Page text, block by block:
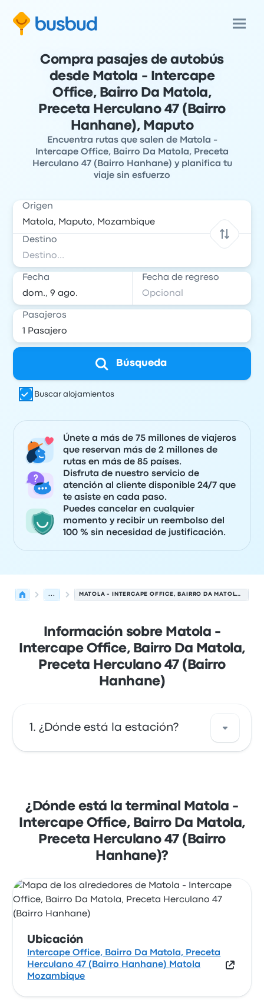
Compra pasajes de autobús
desde Matola - Intercape
Office, Bairro Da Matola,
Preceta Herculano 47 (Bairro
Hanhane), Maputo
Encuentra rutas que salen de Matola -
Intercape Office, Bairro Da Matola, Preceta
Herculano 47 (Bairro Hanhane) y planifica tu
viaje sin esfuerzo
Origen
Destino
Fecha Fecha de regreso
Pasajeros
Búsqueda
Buscar alojamientos
Únete a más de 75 millones de viajeros
que reservan más de 2 millones de
rutas en más de 85 países.
Disfruta de nuestro servicio de
atención al cliente disponible 24/7 que
te asiste en cada paso.
Puedes cancelar en cualquier
momento y recibir un reembolso del
100 % sin necesidad de justificación.
... MATOLA - INTERCAPE OFFICE, BAIRRO DA MATOLA, PRECETA HERCULANO 47 (BAIRRO HANHANE)
Información sobre Matola -
Intercape Office, Bairro Da Matola,
Preceta Herculano 47 (Bairro
Hanhane)
¿Dónde está la estación?
(Bairro Hanhane) es Intercape Office, Bairro
Da Matola, Preceta Herculano 47 (Bairro
Hanhane) Matola Mozambique. Revisa la
ubicación de esta parada de autobús en
Matola en un mapa.
¿Dónde está la terminal Matola -
Intercape Office, Bairro Da Matola,
Preceta Herculano 47 (Bairro
Hanhane)?
Ubicación
Intercape Office, Bairro Da Matola, Preceta
Herculano 47 (Bairro Hanhane) Matola
Mozambique